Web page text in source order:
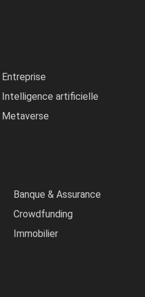
Entreprise
Intelligence artificielle
Metaverse
Banque & Assurance
Crowdfunding
Immobilier